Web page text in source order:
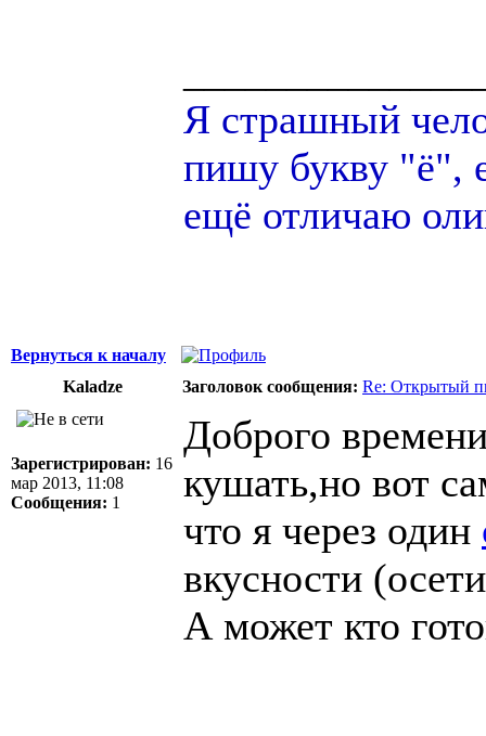
Я страшный
пишу букву "ё",
ещё отличаю
Вернуться к началу
Kaladze
Заголовок сообщения: Re: Открытый
Зарегистрирован: 16
мар 2013, 11:08
Сообщения: 1
Доброго
кушать,но вот
что я через один
вкусности
А может кто